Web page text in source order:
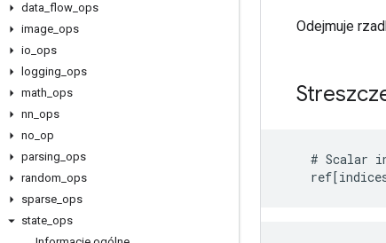
data flow ops
image ops
io ops
logging ops
math ops
nn ops
no op
parsing ops
random ops
sparse ops
state ops
Odejmuje
# Scalar